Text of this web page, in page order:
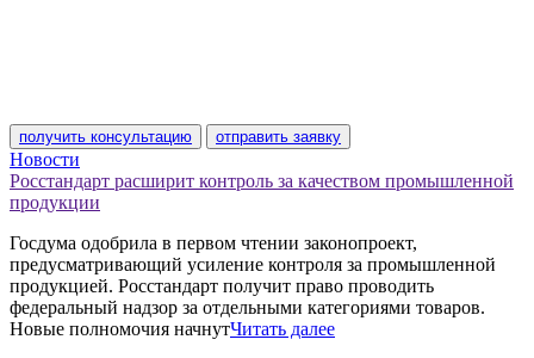
получить консультацию отправить заявку
Новости
Росстандарт расширит контроль за качеством промышленной
продукции
Госдума одобрила в первом чтении законопроект,
предусматривающий усиление контроля за промышленной
продукцией. Росстандарт получит право проводить
федеральный надзор за отдельными категориями товаров.
Новые полномочия начнутЧитать далее